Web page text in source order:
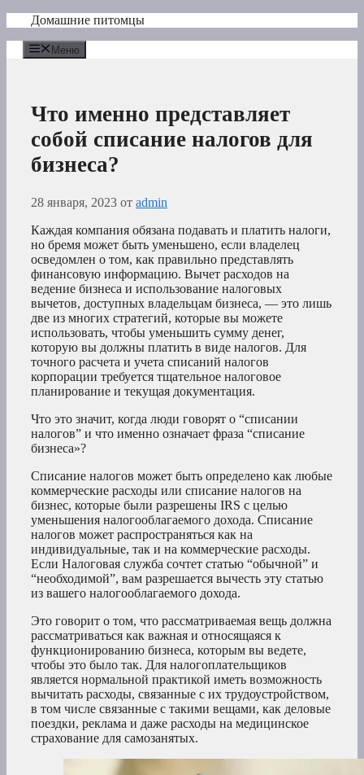
Перейти
содержимому
Домашние питомцы
Меню
Что именно представляет
собой списание налогов для
бизнеса?
28 января, 2023 от admin
Каждая компания обязана подавать и платить налоги,
но бремя может быть уменьшено, если владелец
осведомлен о том, как правильно представлять
финансовую информацию. Вычет расходов на
ведение бизнеса и использование налоговых
вычетов, доступных владельцам бизнеса, — это лишь
две из многих стратегий, которые вы можете
использовать, чтобы уменьшить сумму денег,
которую вы должны платить в виде налогов. Для
точного расчета и учета списаний налогов
корпорации требуется тщательное налоговое
планирование и текущая документация.
Что это значит, когда люди говорят о “списании
налогов” и что именно означает фраза “списание
бизнеса»?
Списание налогов может быть определено как любые
коммерческие расходы или списание налогов на
бизнес, которые были разрешены IRS с целью
уменьшения налогооблагаемого дохода. Списание
налогов может распространяться как на
индивидуальные, так и на коммерческие расходы.
Если Налоговая служба сочтет статью “обычной” и
“необходимой”, вам разрешается вычесть эту статью
из вашего налогооблагаемого дохода.
Это говорит о том, что рассматриваемая вещь должна
рассматриваться как важная и относящаяся к
функционированию бизнеса, которым вы ведете,
чтобы это было так. Для налогоплательщиков
является нормальной практикой иметь возможность
вычитать расходы, связанные с их трудоустройством,
в том числе связанные с такими вещами, как деловые
поездки, реклама и даже расходы на медицинское
страхование для самозанятых.